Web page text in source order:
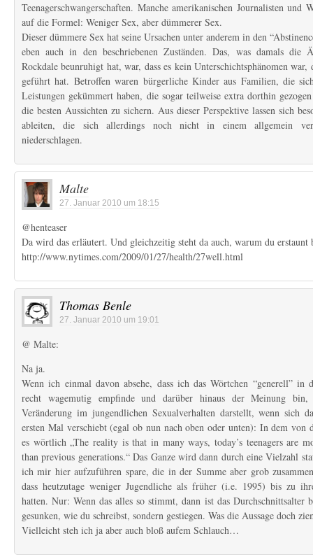
Teenagerschwangerschaften. Manche amerikanischen Journalisten und
auf die Formel: Weniger Sex, aber dümmerer Sex.
Dieser dümmere Sex hat seine Ursachen unter anderem in den
eben auch in den beschriebenen Zuständen. Das, was damals die
Rockdale beunruhigt hat, war, dass es kein Unterschichtsphänomen
geführt hat. Betroffen waren bürgerliche Kinder aus Familien, die
Leistungen gekümmert haben, die sogar teilweise extra dorthin
die besten Aussichten zu sichern. Aus dieser Perspektive lassen sich
ableiten, die sich allerdings noch nicht in einem allgemein
niederschlagen.
Malte
27. Januar 2010 um 18:15
@henteaser
Da wird das erläutert. Und gleichzeitig steht da auch, warum du erstaunt
http://www.nytimes.com/2009/01/27/health/27well.html
Thomas Benle
27. Januar 2010 um 19:01
@ Malte:
Na ja.
Wenn ich einmal davon absehe, dass ich das Wörtchen “generell” in
recht wagemutig empfinde und darüber hinaus der Meinung
Veränderung im jungendlichen Sexualverhalten darstellt, wenn sich
ersten Mal verschiebt (egal ob nun nach oben oder unten): In dem
es wörtlich „The reality is that in many ways, today’s teenagers are
than previous generations.“ Das Ganze wird dann durch eine Vielzahl
ich mir hier aufzuführen spare, die in der Summe aber grob
dass heutzutage weniger Jugendliche als früher (i.e. 1995) bis zu
hatten. Nur: Wenn das alles so stimmt, dann ist das Durchschnittsalter
gesunken, wie du schreibst, sondern gestiegen. Was die Aussage doch
Vielleicht steh ich ja aber auch bloß aufem Schlauch…